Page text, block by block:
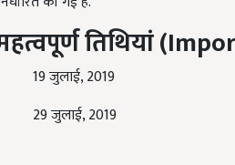
तिथियां
19 जुलाई, 2019
29 जुलाई, 2019